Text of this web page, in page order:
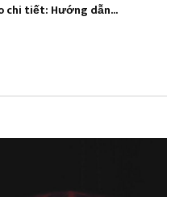
chi tiết: Hướng dẫn...